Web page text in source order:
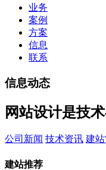
业务
案例
方案
信息
联系
信息动态
网站设计是技
公司新闻 技术资讯 建
建站推荐